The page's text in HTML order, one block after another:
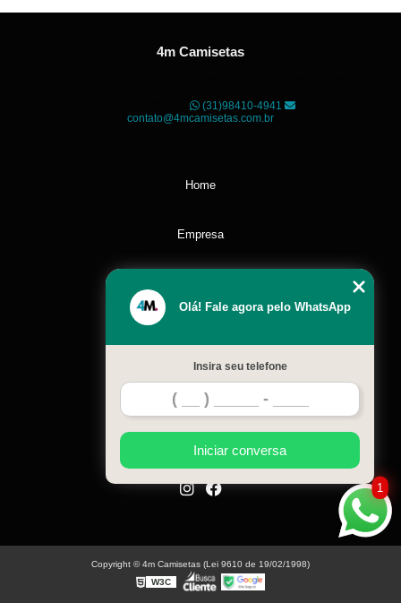
4m Camisetas
(31)98410-4941
contato@4mcamisetas.com.br
Home
Empresa
Contato
Mapa do site
1
Olá! Fale agora pelo WhatsApp
Insira seu telefone
Iniciar conversa
Copyright © 4m Camisetas (Lei 9610 de 19/02/1998)
W3C